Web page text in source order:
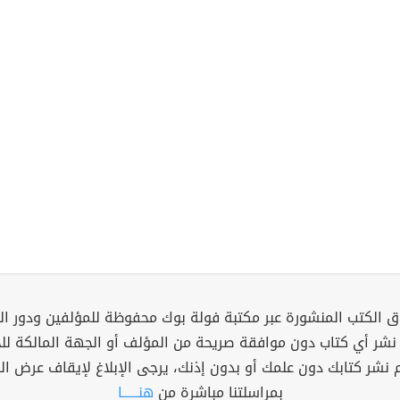
الكتب المنشورة عبر مكتبة فولة بوك محفوظة للمؤلفين ودور
نشر أي كتاب دون موافقة صريحة من المؤلف أو الجهة المالكة
نشر كتابك دون علمك أو بدون إذنك، يرجى الإبلاغ لإيقاف عرض
بمراسلتنا مباشرة من هنــــــا